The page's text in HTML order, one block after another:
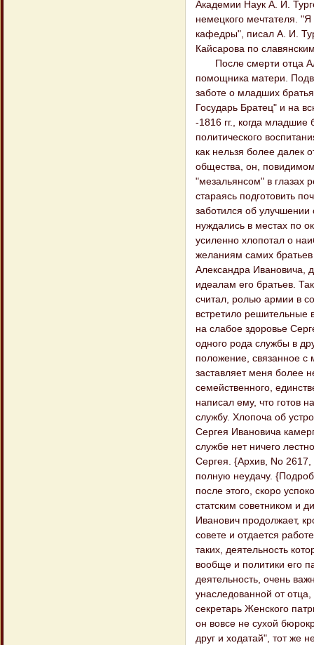
Академии Наук А. И.
немецкого мечтателя.
кафедры", писал А. И.
Кайсарова по
После смерти отца
помощника матери.
заботе о младших
Государь Братец" и на
-1816 гг., когда
политического
как нельзя более далек
общества, он,
"мезальянсом" в глазах
стараясь подготовить
заботился об
нуждались в местах по
усиленно хлопотал о
желаниям самих
Александра Ивановича,
идеалам его братьев.
считал, ролью армии в
встретило решительные
на слабое здоровье
одного рода службы в
положение, связанное
заставляет меня более
семейственного,
написал ему, что готов
службу. Хлопоча об
Сергея Ивановича
службе нет ничего
Сергея. {Архив, No
полную неудачу.
после этого, скоро
статским советником и
Иванович продолжает,
совете и отдается
таких, деятельность
вообще и политики его
деятельность, очень
унаследованной от
секретарь Женского
он вовсе не сухой
друг и ходатай", тот же